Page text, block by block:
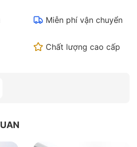
Miễn phí vận chuyển
Chất lượng cao cấp